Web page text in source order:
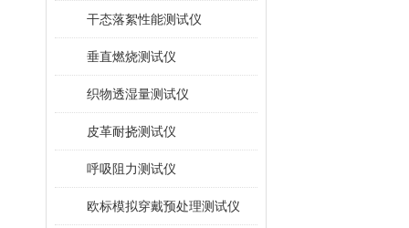
干态落絮性能测试仪
垂直燃烧测试仪
织物透湿量测试仪
皮革耐挠测试仪
呼吸阻力测试仪
欧标模拟穿戴预处理测试仪